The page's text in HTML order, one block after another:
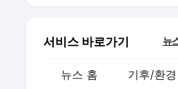
서비스 바로가기 뉴
뉴스 홈 기후/환경